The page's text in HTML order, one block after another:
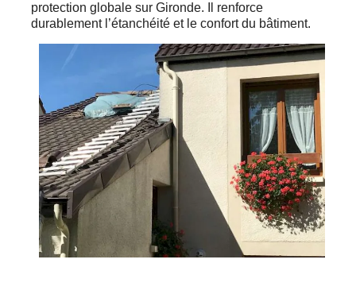
protection globale sur Gironde. Il renforce
durablement l’étanchéité et le confort du bâtiment.